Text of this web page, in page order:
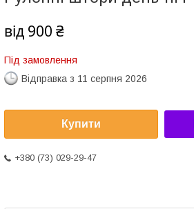
від 900 ₴
Під замовлення
Відправка з 11 серпня 2026
Купити
+380 (73) 029-29-47